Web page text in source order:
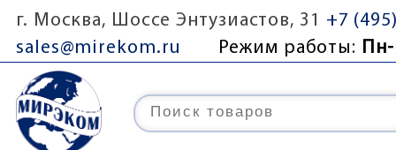
г. Москва, Шоссе Энтузиастов, 31
+7
sales@mirekom.ru
Режим работы: